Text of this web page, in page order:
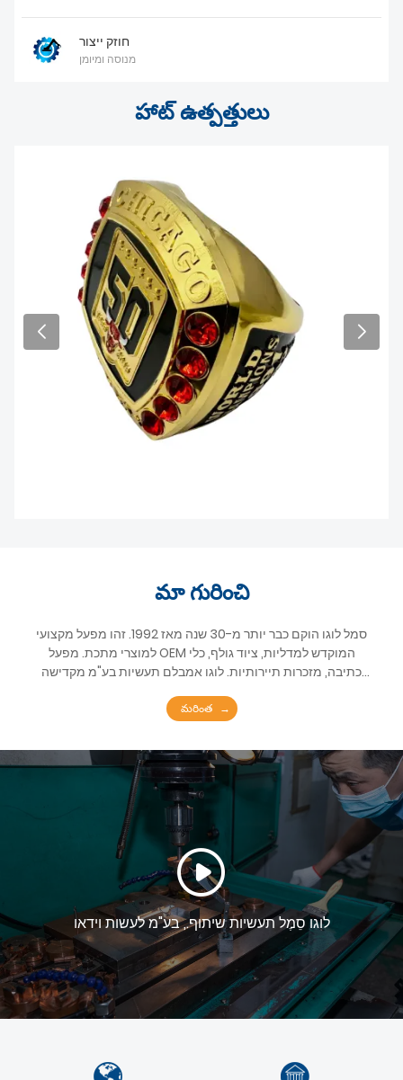
חוזק ייצור
מנוסה ומיומן
హాట్ ఉత్పత్తులు
మా గురించి
סמל לוגו הוקם כבר יותר מ-30 שנה מאז 1992. זהו מפעל מקצועי
למוצרי מתכת. מפעל OEM המוקדש למדליות, ציוד גולף, כלי
כתיבה, מזכרות תיירותיות. לוגו אמבלם תעשיות בע"מ מקדישה
מייצרים את המדליות של מרוצי מרתון הנערכים בערים גדולות בכל
אירופה. סֵמֶל סֵמֶל תעשיות שיתוף. בע"מ ממוקמת בעיר ג'אנגמוטו,
דונגגוואן, מחוז גואנגדונג. מאז שהחברה שלנו נוסדה בשנת 1992, יש
לנו היסטוריה ארוכה של 30 שנה בענף זה עד כה. מעיצוב יצירות
אמנות, חריטה של ​​התבניות, יציקה, ליטוש, ציפוי, מילוי צבע ועד
మరింత
לוגו סֵמֶל תעשיות שיתוף., בע"מ לעשות וידאו